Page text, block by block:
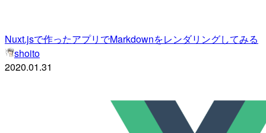
Nuxt.jsで作ったアプリでMarkdownをレンダリングしてみる
shoito
2020.01.31